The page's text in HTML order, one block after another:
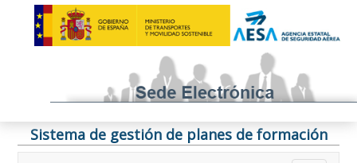
Sistema de gestión de planes de formación